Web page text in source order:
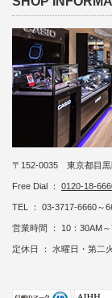
〒152-0035 東京都目黒
Free Dial ： 0120-18-
TEL ： 03-3717-6660～
営業時間 ： 10：30AM
定休日 ： 水曜日・第二